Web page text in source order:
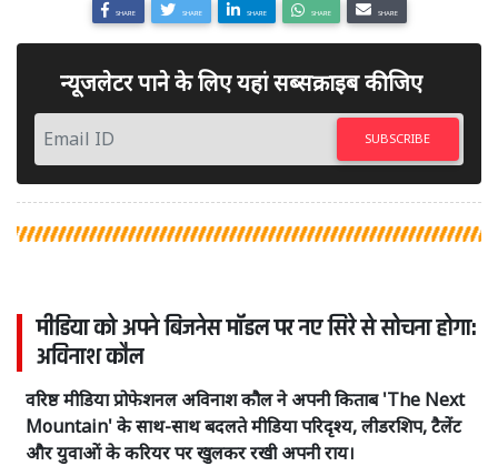
SHARE SHARE SHARE SHARE SHARE
न्यूजलेटर पाने के लिए यहां सब्सक्राइब कीजिए
SUBSCRIBE
मीडिया को अपने बिजनेस मॉडल पर नए सिरे से सोचना होगा:
अविनाश कौल
वरिष्ठ मीडिया प्रोफेशनल अविनाश कौल ने अपनी किताब 'The Next
Mountain' के साथ-साथ बदलते मीडिया परिदृश्य, लीडरशिप, टैलेंट
और युवाओं के करियर पर खुलकर रखी अपनी राय।